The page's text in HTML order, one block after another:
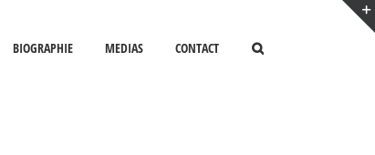
BIOGRAPHIE MEDIAS CONTACT